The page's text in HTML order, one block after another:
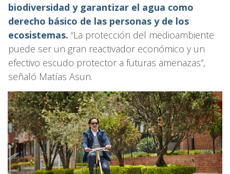
biodiversidad y garantizar el agua como
derecho básico de las personas y de los
ecosistemas. “La protección del medioambiente
puede ser un gran reactivador económico y un
efectivo escudo protector a futuras amenazas”,
señaló Matías Asun.